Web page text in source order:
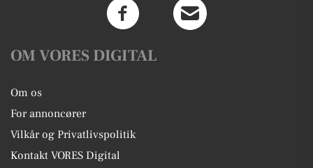
OM VORES DIGITAL
Om os
For annoncører
Vilkår og Privatlivspolitik
Kontakt VORES Digital